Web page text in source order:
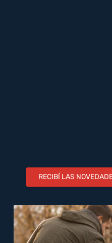
RECIBÍ LAS